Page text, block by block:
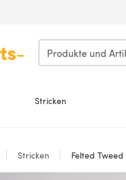
Stricken
Stricken Felted